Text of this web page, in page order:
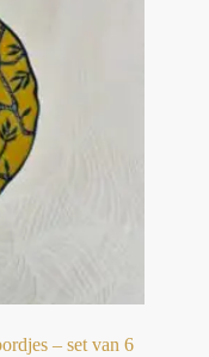
– set van 6